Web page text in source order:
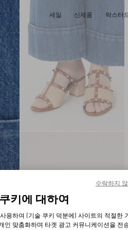
세일 신제품 락스터
키에 대하여
용하여 (기술 쿠키 덕분에) 사이트의 적절한
인 맞춤화하며 타겟 광고 커뮤니케이션을 전
수락하지